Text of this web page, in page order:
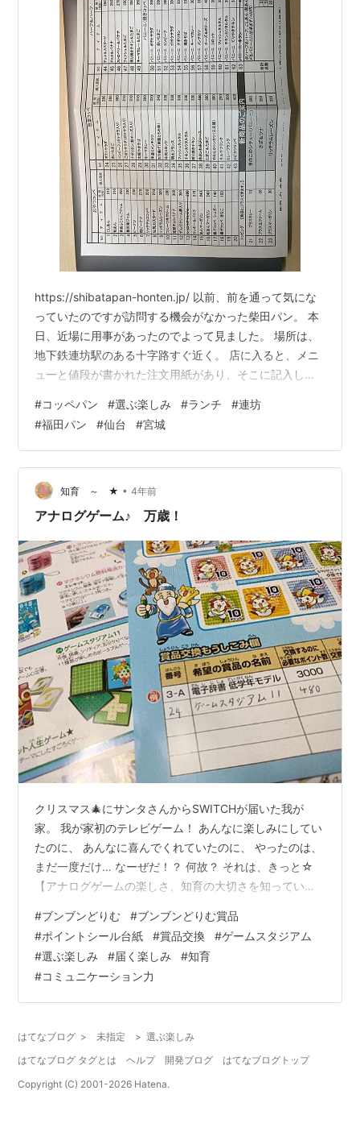
https://shibatapan-honten.jp/ 以前、前を通って気にな
っていたのですが訪問する機会がなかった柴田パン。 本
日、近場に用事があったのでよって見ました。 場所は、
地下鉄連坊駅のある十字路すぐ近く。 店に入ると、メニ
ューと値段が書かれた注文用紙があり、そこに記入し店
目の前で調理（具を入れる）してくれます。 値段も１０
０円台〜４００円程度と、コンビニやスーパーのパンと
比べるとやや高めかもですが、各業界で値上げが避けら
れないこのご時世、頑張ってるなという印象です。 しか
も、コッペパンひとつがそれなりのボリューム。具も端
までみっ…
#コッペパン #選ぶ楽しみ #ランチ #連坊
#福田パン #仙台 #宮城
知育 ～ ★ • 4年前
アナログゲーム♪ 万歳！
クリスマス🎄にサンタさんからSWITCHが届いた我が
家。 我が家初のテレビゲーム！ あんなに楽しみにしてい
たのに、 あんなに喜んでくれていたのに、 やったのは、
まだ一度だけ… なーぜだ！？ 何故？ それは、きっと☆
【アナログゲームの楽しさ、知育の大切さを知っている
つく！ １２歳の長女は、この冬までテレビゲームなしで
育ち、アナログゲーム三昧の暮らし。おけげで、すっか
り世渡り上手♬ ５歳の次女も続いて頑張っていきましょ
う。 長女が小学校４年生から始めたブンブンどりむ。
「全ての力は国語力から！」 その通り、長女はぐんっと
#ブンブンどりむ #ブンブンどりむ賞品
#ポイントシール台紙 #賞品交換 #ゲームスタジアム
#選ぶ楽しみ #届く楽しみ #知育
#コミュニケーション力
はてなブログ > 未指定 > 選ぶ楽しみ
はてなブログ タグとは
ヘルプ 開発ブログ
はてなブログトップ
Copyright (C) 2001-2026 Hatena.